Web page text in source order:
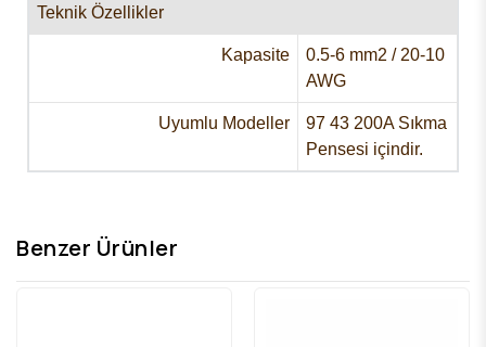
Teknik Özellikler
Kapasite
0.5-6 mm2 / 20-10
AWG
Uyumlu Modeller
97 43 200A Sıkma
Pensesi içindir.
Benzer Ürünler